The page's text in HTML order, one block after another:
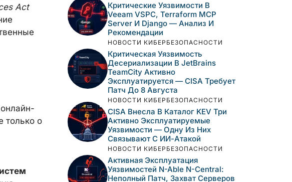
Act
только о
Критические Уязвимости В
Veeam VSPC, Terraform MCP
Server И Django — Анализ И
Рекомендации
НОВОСТИ КИБЕРБЕЗОПАСНОСТИ
Критическая Уязвимость
Десериализации В JetBrains
TeamCity Активно
Эксплуатируется — CISA Требует
Патч До 8 Августа
НОВОСТИ КИБЕРБЕЗОПАСНОСТИ
CISA Внесла В Каталог KEV Три
Активно Эксплуатируемые
Уязвимости — Одну Из Них
Связывают С ИИ-Атакой
НОВОСТИ КИБЕРБЕЗОПАСНОСТИ
Активная Эксплуатация
Уязвимостей N-Able N-Central:
Неполный Патч, Захват Серверов